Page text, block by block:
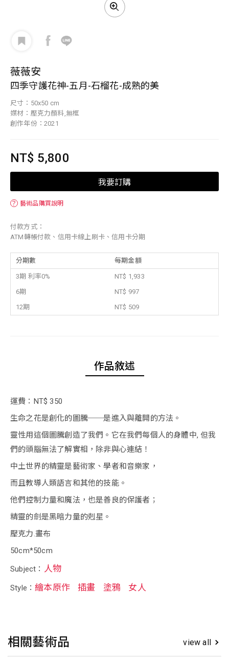
薇薇安
四季守護花神-五月-石榴花-成熟的美
尺寸：50x50 cm
媒材：壓克力顏料,無框
創作年份：2021
NT$ 5,800
我要訂購
？ 藝術品購買說明
付款方式：
ATM轉帳付款、信用卡線上刷卡、信用卡分期
分期數 每期金額
3期 利率0%
NT$ 1,933
6期
NT$ 997
12期
NT$ 509
作品敘述
運費：NT$ 350
生命之花是創化的圖騰──是進入與離開的方法。
靈性用這個圖騰創造了我們。它在我們每個人的身體中, 但我
們的頭腦無法了解實相，除非與心連結！
中土世界的精靈是藝術家、學者和音樂家，
而且教導人類語言和其他的技能。
他們控制力量和魔法，也是善良的保護者；
精靈的劍是黑暗力量的剋星。
壓克力.畫布
50cm*50cm
Subject： 人物
Style：繪本原作 插畫 塗鴉 女人
相關藝術品 view all